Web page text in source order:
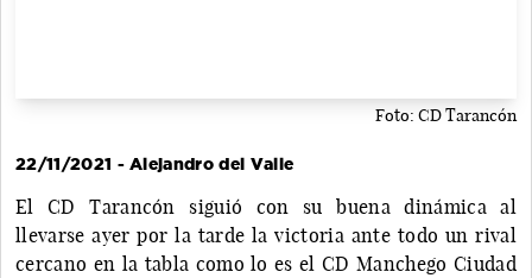
Foto: CD Tarancón
22/11/2021 - Alejandro del Valle
El CD Tarancón siguió con su buena dinámica al
llevarse ayer por la tarde la victoria ante todo un rival
cercano en la tabla como lo es el CD Manchego Ciudad